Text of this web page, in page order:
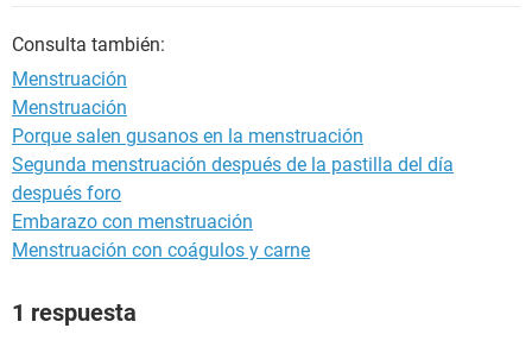
Consulta también:
Menstruación
Menstruación
Porque salen gusanos en la menstruación
Segunda menstruación después de la pastilla del día
después foro
Embarazo con menstruación
Menstruación con coágulos y carne
1 respuesta